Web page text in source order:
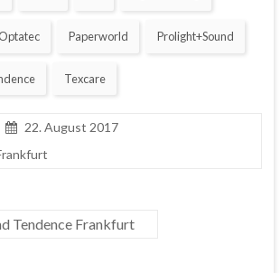
Paperworld Prolight+Sound
Texcare
22. August 2017
Tendence Frankfurt